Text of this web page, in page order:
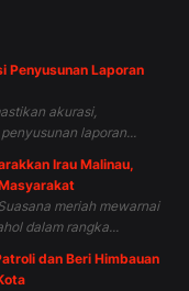
Penyusunan Laporan
akurasi,
laporan...
Irau Malinau,
meriah mewarnai
dalam rangka...
dan Beri Himbauan